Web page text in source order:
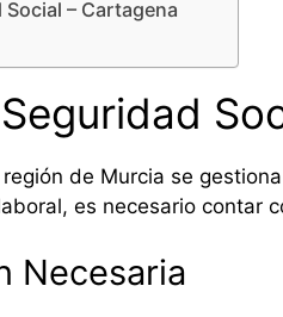
– Cartagena
de Murcia se
es necesario contar
Necesaria